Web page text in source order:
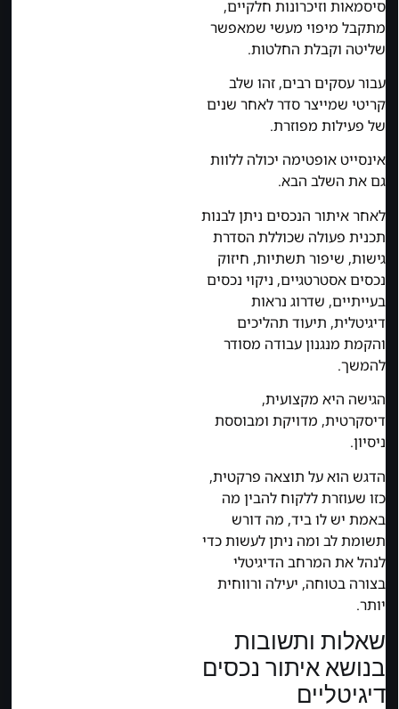
סיסמאות וזיכרונות חלקיים,
מתקבל מיפוי מעשי שמאפשר
שליטה וקבלת החלטות.
עבור עסקים רבים, זהו שלב
קריטי שמייצר סדר לאחר שנים
של פעילות מפוזרת.
אינסייט אופטימה יכולה ללוות
גם את השלב הבא.
לאחר איתור הנכסים ניתן לבנות
תכנית פעולה שכוללת הסדרת
גישות, שיפור תשתיות, חיזוק
נכסים אסטרטגיים, ניקוי נכסים
בעייתיים, שדרוג נראות
דיגיטלית, תיעוד תהליכים
והקמת מנגנון עבודה מסודר
להמשך.
הגישה היא מקצועית,
דיסקרטית, מדויקת ומבוססת
ניסיון.
הדגש הוא על תוצאה פרקטית,
כזו שעוזרת ללקוח להבין מה
באמת יש לו ביד, מה דורש
תשומת לב ומה ניתן לעשות כדי
לנהל את המרחב הדיגיטלי
בצורה בטוחה, יעילה ורווחית
יותר.
שאלות ותשובות
בנושא איתור נכסים
דיגיטליים